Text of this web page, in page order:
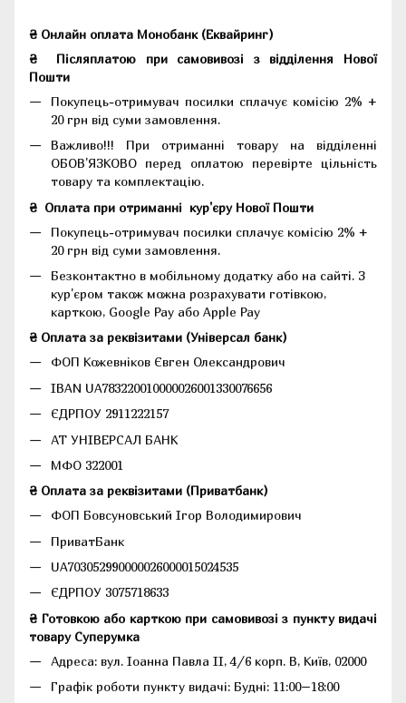
₴ Онлайн оплата Монобанк (Еквайринг)
₴
Післяплатою при самовивозі з відділення Нової
Пошти
Покупець-отримувач посилки сплачує комісію 2% +
20 грн від суми замовлення.
Важливо!!! При отриманні товару на відділенні
ОБОВ'ЯЗКОВО перед оплатою перевірте цільність
товару та комплектацію.
₴ Оплата при отриманні кур'єру Нової Пошти
Покупець-отримувач посилки сплачує комісію 2% +
20 грн від суми замовлення.
Безконтактно в мобільному додатку або на сайті. З
кур'єром також можна розрахувати готівкою,
карткою, Google Pay або Apple Pay
₴ Оплата за реквізитами (Універсал банк)
ФОП Кожевніков Євген Олександрович
IBAN UA783220010000026001330076656
ЄДРПОУ 2911222157
АТ УНІВЕРСАЛ БАНК
МФО 322001
₴ Оплата за реквізитами (Приватбанк)
ФОП Бовсуновський Ігор Володимирович
ПриватБанк
UA703052990000026000015024535
ЄДРПОУ 3075718633
₴ Готовкою або карткою при самовивозі з пункту видачі
товару Суперумка
Адреса: вул. Іоанна Павла II, 4/6 корп. В, Київ, 02000
Графік роботи пункту видачі: Будні: 11:00–18:00